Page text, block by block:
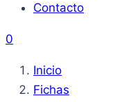
Contacto
0
Inicio
Fichas